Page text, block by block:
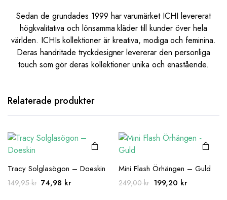
Sedan de grundades 1999 har varumärket ICHI levererat
högkvalitativa och lönsamma kläder till kunder över hela
världen. ICHIs kollektioner är kreativa, modiga och feminina.
Deras handritade tryckdesigner levererar den personliga
touch som gör deras kollektioner unika och enastående.
Relaterade produkter
Tracy Solglasögon – Doeskin
149,95kr Det
74,98 krDet
Mini Flash Örhängen – Guld
249,00kr Det
199,20 krDet